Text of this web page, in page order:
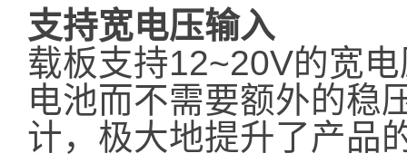
支持宽电压输入
载板支持12~20V的宽
电池而不需要额外的稳
计，极大地提升了产品